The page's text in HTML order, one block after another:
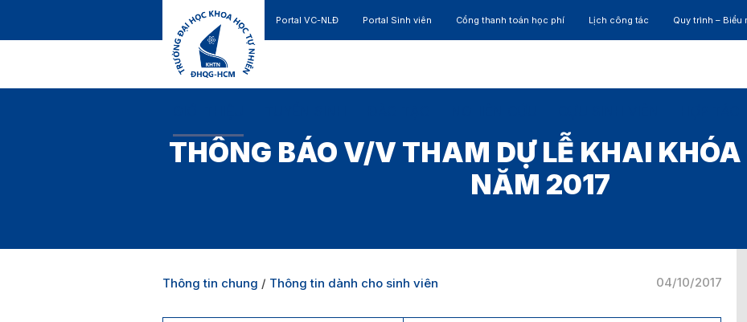
Portal VC-NLĐ Portal Sinh viên Cổng thanh toán học phí Lịch công tác Quy trình – Biểu
THÔNG BÁO V/V THAM DỰ LỄ KHAI
NĂM 2017
04/10/2017
Thông tin chung / Thông tin dành cho sinh viên